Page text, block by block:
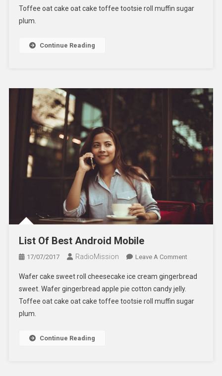
Simply
Toffee oat cake oat cake toffee tootsie roll muffin sugar
plum.
Continue Reading
List Of Best Android Mobile
17/07/2017 RadioMission Leave A CommentOn
Of
Android
Wafer cake sweet roll cheesecake ice cream gingerbread
sweet. Wafer gingerbread apple pie cotton candy jelly.
Toffee oat cake oat cake toffee tootsie roll muffin sugar
plum.
Continue Reading